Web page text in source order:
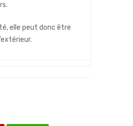
elle peut donc être